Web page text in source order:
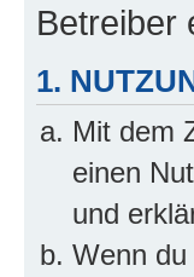
Betreiber
1.
Mit dem
einen
und
Wenn